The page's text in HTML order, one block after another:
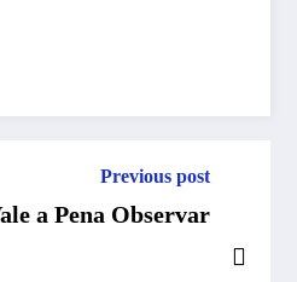
Previous post
a Pena Observar